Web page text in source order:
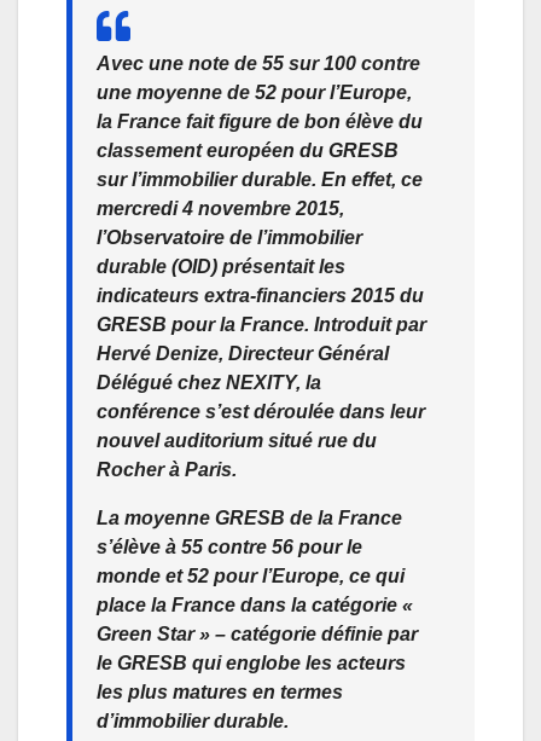
Avec une note de 55 sur 100 contre
une moyenne de 52 pour l’Europe,
la France fait figure de bon élève du
classement européen du GRESB
sur l’immobilier durable. En effet, ce
mercredi 4 novembre 2015,
l’Observatoire de l’immobilier
durable (OID) présentait les
indicateurs extra-financiers 2015 du
GRESB pour la France. Introduit par
Hervé Denize, Directeur Général
Délégué chez NEXITY, la
conférence s’est déroulée dans leur
nouvel auditorium situé rue du
Rocher à Paris.
La moyenne GRESB de la France
s’élève à 55 contre 56 pour le
monde et 52 pour l’Europe, ce qui
place la France dans la catégorie «
Green Star » – catégorie définie par
le GRESB qui englobe les acteurs
les plus matures en termes
d’immobilier durable.